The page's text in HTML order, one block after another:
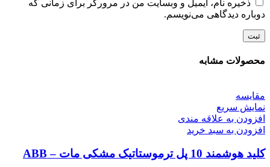
ذخیره نام، ایمیل و وبسایت من در مرورگر برای زمانی که
دوباره دیدگاهی می‌نویسم.
محصولات مشابه
مقايسه
نمایش سریع
افزودن به علاقه مندی
افزودن به سبد خرید
کلید هوشمند 10 پل ترموستاتیک مشکی مات – ABB